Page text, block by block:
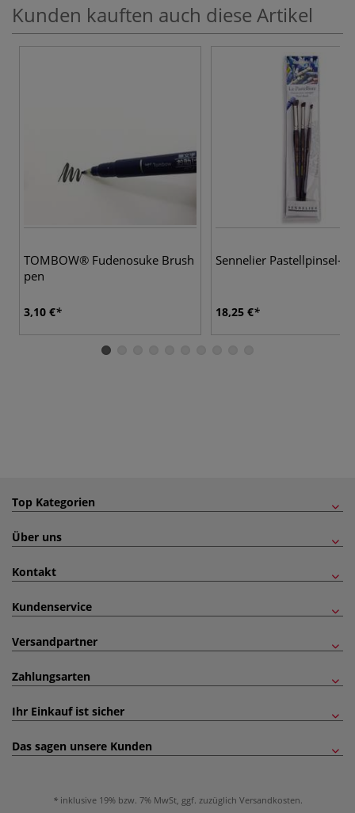
Kunden kauften auch diese Artikel
TOMBOW® Fudenosuke Brush
pen
3,10 €
Sennelier Pastellpinsel-
18,25 €
Top Kategorien
Über uns
Kontakt
Kundenservice
Versandpartner
Zahlungsarten
Ihr Einkauf ist sicher
Das sagen unsere Kunden
inklusive 19% bzw. 7% MwSt, ggf. zuzüglich Versandkosten.